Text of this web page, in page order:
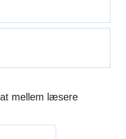
mellem læsere